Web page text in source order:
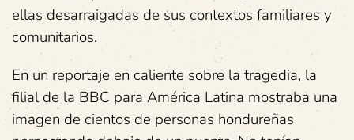
ellas desarraigadas de sus contextos familiares y
comunitarios.
En un reportaje en caliente sobre la tragedia, la
filial de la BBC para América Latina mostraba una
imagen de cientos de personas hondureñas